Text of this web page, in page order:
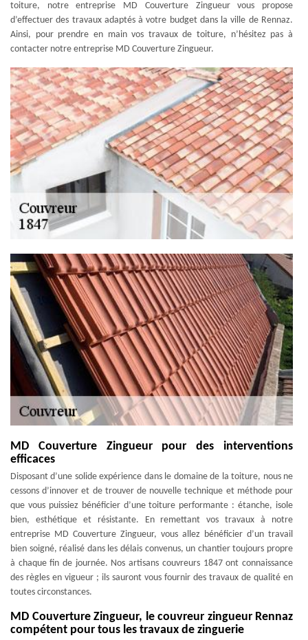
toiture, notre entreprise MD Couverture Zingueur vous propose
d’effectuer des travaux adaptés à votre budget dans la ville de Rennaz.
Ainsi, pour prendre en main vos travaux de toiture, n’hésitez pas à
contacter notre entreprise MD Couverture Zingueur.
MD Couverture Zingueur pour des interventions
efficaces
Disposant d’une solide expérience dans le domaine de la toiture, nous ne
cessons d’innover et de trouver de nouvelle technique et méthode pour
que vous puissiez bénéficier d’une toiture performante : étanche, isole
bien, esthétique et résistante. En remettant vos travaux à notre
entreprise MD Couverture Zingueur, vous allez bénéficier d’un travail
bien soigné, réalisé dans les délais convenus, un chantier toujours propre
à chaque fin de journée. Nos artisans couvreurs 1847 ont connaissance
des règles en vigueur ; ils sauront vous fournir des travaux de qualité en
toutes circonstances.
MD Couverture Zingueur, le couvreur zingueur Rennaz
compétent pour tous les travaux de zinguerie